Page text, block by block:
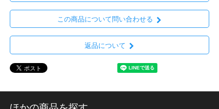
この商品について問い合わせる
返品について